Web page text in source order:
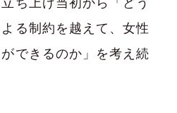
る制約を越えて、女性
できるのか」を考え続